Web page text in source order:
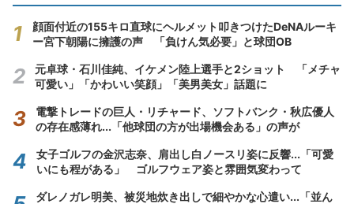
顔面付近の155キロ直球にヘルメット叩きつけたDeNAルーキ
ー宮下朝陽に擁護の声 「負けん気必要」と球団OB
元卓球・石川佳純、イケメン陸上選手と2ショット 「メチャ
可愛い」「かわいい笑顔」「美男美女」話題に
電撃トレードの巨人・リチャード、ソフトバンク・秋広優人
の存在感薄れ...「他球団の方が出場機会ある」の声が
女子ゴルフの金沢志奈、肩出し白ノースリ姿に反響...「可愛
いにも程がある」 ゴルフウェア姿と雰囲気変わって
ダレノガレ明美、被災地炊き出しで細やかな心遣い...「並ん